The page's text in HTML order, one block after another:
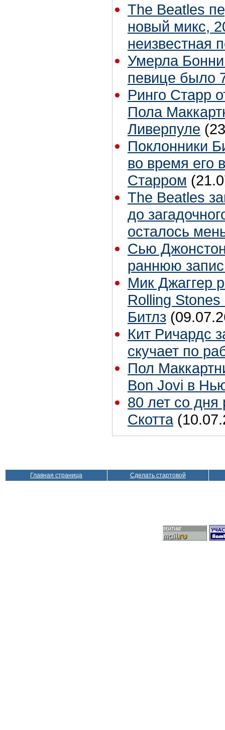
The Beatles
новый микс,
неизвестная
Умерла
певице было
Ринго Старр
Пола
Ливерпуле
Поклонники
во время его
Старром
The Beatles
до
осталось
Сью
раннюю
Мик Джаггер
Rolling
Битлз
Кит Ричардс
скучает по
Пол
Bon Jovi в
80 лет со
Скотта
Главная страница Сделать стартовой